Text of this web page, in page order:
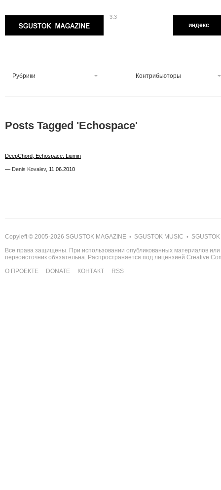
3.3
индекс
Рубрики Контрибьюторы
Posts Tagged 'Echospace'
DeepChord, Echospace: Liumin
— Denis Kovalev, 11.06.2010
DeepChord, Echospace: Liumin
— Denis Kovalev, 11.06.2010
Copyleft © 2005-2026 SGUSTOK MAGAZINE • SGUSTOK MUSIC •
Все права защищены. При использовании опубликованных материалов
первоисточник обязательна. Распространяется под лицензией Creative
О ПРОЕКТЕ
DONATE КОНТАКТ RSS